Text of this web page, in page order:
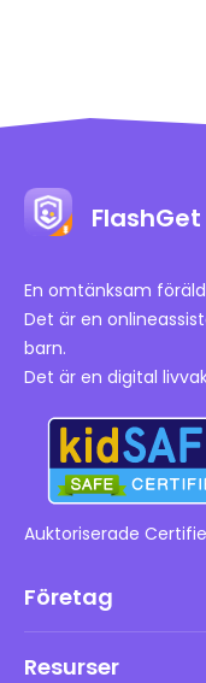
En omtänksam
Det är en
barn.
Det är en digital
Auktoriserade
Företag
Resurser